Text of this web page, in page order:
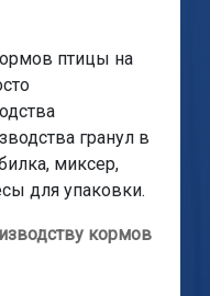
птицы на
гранул в
миксер,
для упаковки.
кормов